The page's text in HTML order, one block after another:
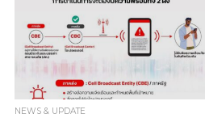
NEWS & UPDATE